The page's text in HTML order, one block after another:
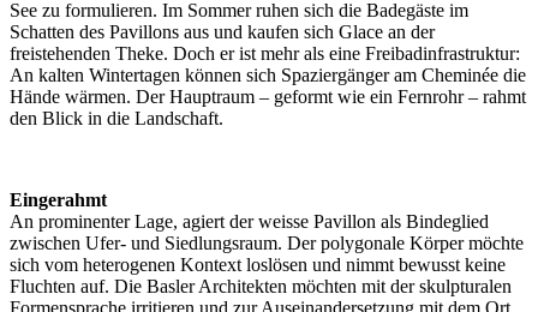
See zu formulieren. Im Sommer ruhen sich die Badegäste im
Schatten des Pavillons aus und kaufen sich Glace an der
freistehenden Theke. Doch er ist mehr als eine Freibadinfrastruktur:
An kalten Wintertagen können sich Spaziergänger am Cheminée die
Hände wärmen. Der Hauptraum – geformt wie ein Fernrohr – rahmt
den Blick in die Landschaft.
Eingerahmt
An prominenter Lage, agiert der weisse Pavillon als Bindeglied
zwischen Ufer- und Siedlungsraum. Der polygonale Körper möchte
sich vom heterogenen Kontext loslösen und nimmt bewusst keine
Fluchten auf. Die Basler Architekten möchten mit der skulpturalen
Formensprache irritieren und zur Auseinandersetzung mit dem Ort